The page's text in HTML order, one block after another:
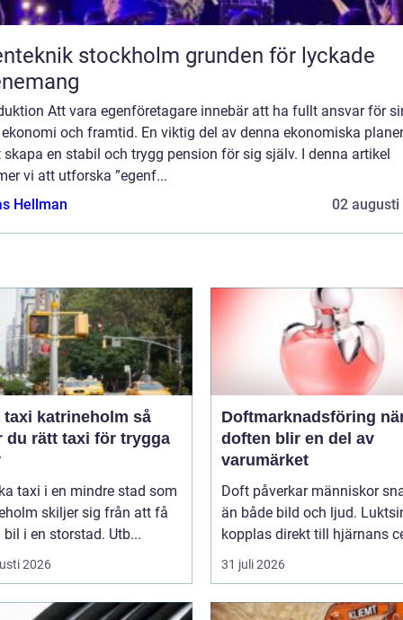
stockholm grunden för lyckade
Att vara egenföretagare innebär att ha fullt ansvar för
ekonomi och framtid. En viktig del av denna ekonomiska
skapa en stabil och trygg pension för sig själv. I denna artikel
vi att utforska ”egenf...
Hellman
02 augusti
katrineholm så
du rätt taxi för trygga
taxi i en mindre stad som
skiljer sig från att få
bil i en storstad. Utb...
2026
Doftmarknadsföring när
doften blir en del av
varumärket
Doft påverkar människor
än både bild och ljud.
kopplas direkt till hjärnans
31 juli 2026